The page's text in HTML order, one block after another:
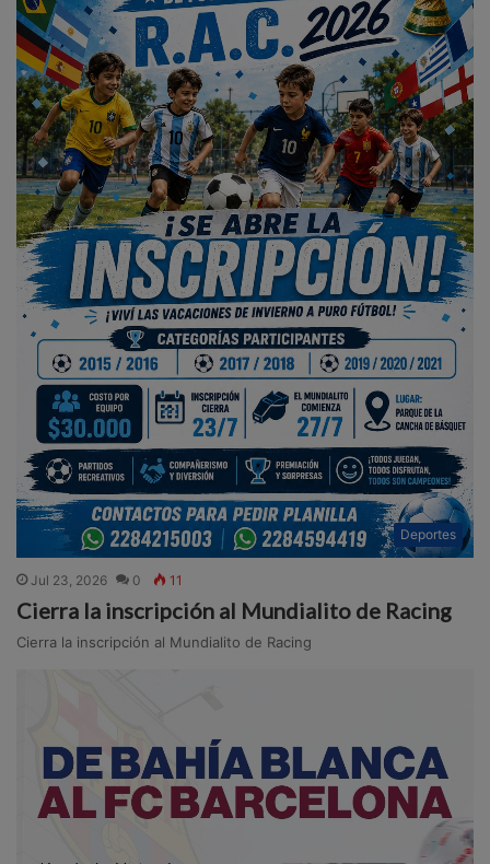
Deportes
Jul 23, 2026 0 11
Cierra la inscripción al Mundialito de Racing
Cierra la inscripción al Mundialito de Racing